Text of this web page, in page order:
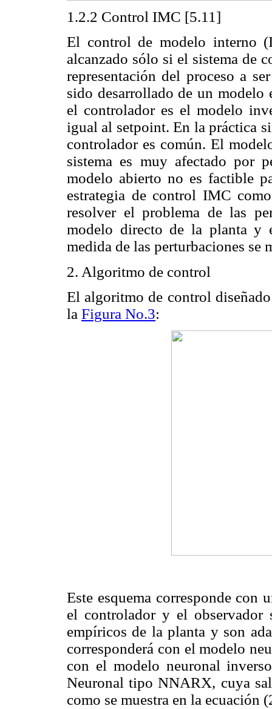
1.2.2 Control IMC [5.11]
El control de modelo interno
alcanzado sólo si el sistema de
representación del proceso a
sido desarrollado de un
el controlador es el modelo
igual al setpoint. En la práctica
controlador es común. El
sistema es muy afectado por
modelo abierto no es factible
estrategia de control IMC
resolver el problema de las
modelo directo de la planta y
medida de las perturbaciones se
2. Algoritmo de control
El algoritmo de control diseñado
la Figura No.3:
Este esquema corresponde
el controlador y el observador
empíricos de la planta y son
corresponderá con el modelo
con el modelo neuronal
Neuronal tipo NNARX, cuya
como se muestra en la ecuación